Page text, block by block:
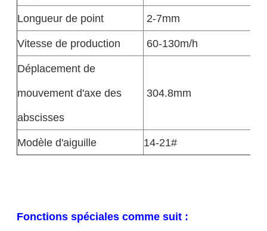
Longueur de point
2-7mm
Vitesse de production
60-130m/h
Déplacement de
mouvement d'axe des
abscisses
304.8mm
Modèle d'aiguille 14-21#
Fonctions spéciales comme suit :